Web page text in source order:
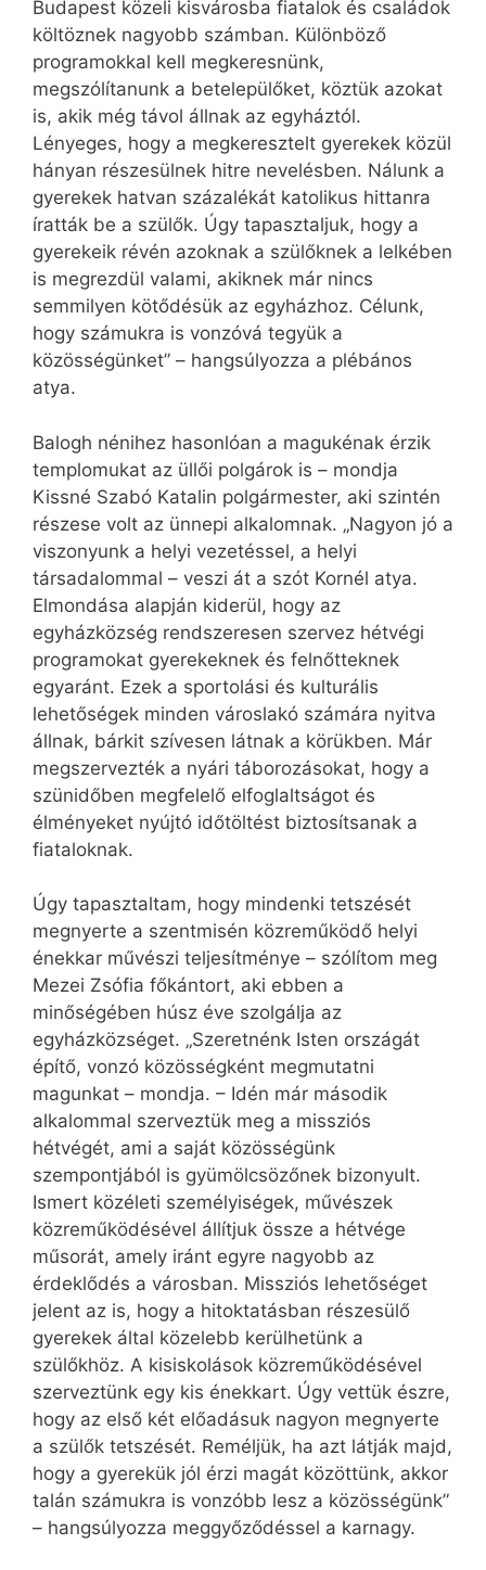
Budapest közeli kisvárosba fiatalok és családok
költöznek nagyobb számban. Különböző
programokkal kell megkeresnünk,
megszólítanunk a betelepülőket, köztük azokat
is, akik még távol állnak az egyháztól.
Lényeges, hogy a megkeresztelt gyerekek közül
hányan részesülnek hitre nevelésben. Nálunk a
gyerekek hatvan százalékát katolikus hittanra
íratták be a szülők. Úgy tapasztaljuk, hogy a
gyerekeik révén azoknak a szülőknek a lelkében
is megrezdül valami, akiknek már nincs
semmilyen kötődésük az egyházhoz. Célunk,
hogy számukra is vonzóvá tegyük a
közösségünket” – hangsúlyozza a plébános
atya.
Balogh nénihez hasonlóan a magukénak érzik
templomukat az üllői polgárok is – mondja
Kissné Szabó Katalin polgármester, aki szintén
részese volt az ünnepi alkalomnak. „Nagyon jó a
viszonyunk a helyi vezetéssel, a helyi
társadalommal – veszi át a szót Kornél atya.
Elmondása alapján kiderül, hogy az
egyházközség rendszeresen szervez hétvégi
programokat gyerekeknek és felnőtteknek
egyaránt. Ezek a sportolási és kulturális
lehetőségek minden városlakó számára nyitva
állnak, bárkit szívesen látnak a körükben. Már
megszervezték a nyári táborozásokat, hogy a
szünidőben megfelelő elfoglaltságot és
élményeket nyújtó időtöltést biztosítsanak a
fiataloknak.
Úgy tapasztaltam, hogy mindenki tetszését
megnyerte a szentmisén közreműködő helyi
énekkar művészi teljesítménye – szólítom meg
Mezei Zsófia főkántort, aki ebben a
minőségében húsz éve szolgálja az
egyházközséget. „Szeretnénk Isten országát
építő, vonzó közösségként megmutatni
magunkat – mondja. – Idén már második
alkalommal szerveztük meg a missziós
hétvégét, ami a saját közösségünk
szempontjából is gyümölcsözőnek bizonyult.
Ismert közéleti személyiségek, művészek
közreműködésével állítjuk össze a hétvége
műsorát, amely iránt egyre nagyobb az
érdeklődés a városban. Missziós lehetőséget
jelent az is, hogy a hitoktatásban részesülő
gyerekek által közelebb kerülhetünk a
szülőkhöz. A kisiskolások közreműködésével
szerveztünk egy kis énekkart. Úgy vettük észre,
hogy az első két előadásuk nagyon megnyerte
a szülők tetszését. Reméljük, ha azt látják majd,
hogy a gyerekük jól érzi magát közöttünk, akkor
talán számukra is vonzóbb lesz a közösségünk”
– hangsúlyozza meggyőződéssel a karnagy.